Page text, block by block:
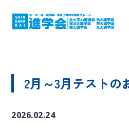
2月～3月テストの
2026.02.24